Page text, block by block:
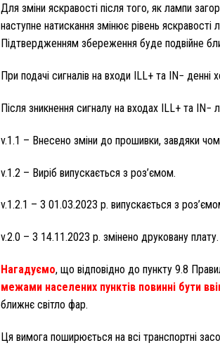
Для зміни яскравості після того, як лампи
наступне натискання змінює рівень
Підтвердженням збереження буде подвійне
При подачі сигналів на входи ILL+ та IN− денні
Після зникнення сигналу на входах ILL+ та IN−
v.1.1 – Внесено зміни до прошивки, завдяки
v.1.2 – Виріб випускається з роз’ємом.
v.1.2.1 – З 01.03.2023 р. випускається з
v.2.0 – З 14.11.2023 р. змінено друковану плату.
Нагадуємо, що відповідно до пункту 9.8
межами населених пунктів повинні бути
ближнє світло фар.
Ця вимога поширюється на всі транспортні